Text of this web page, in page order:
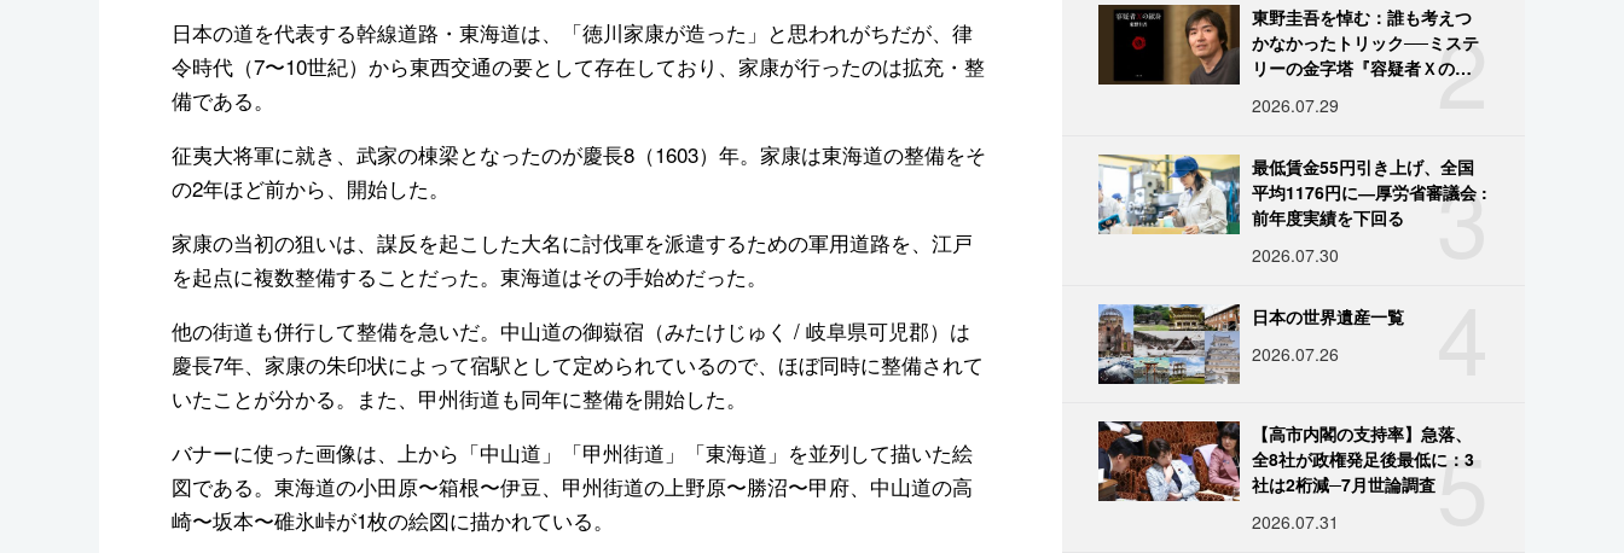
日本の道を代表する幹線道路・東海道は、「徳川家康が造った」と思われがちだが、律
令時代（7〜10世紀）から東西交通の要として存在しており、家康が行ったのは拡充・整
備である。
征夷大将軍に就き、武家の棟梁となったのが慶長8（1603）年。家康は東海道の整備をそ
の2年ほど前から、開始した。
家康の当初の狙いは、謀反を起こした大名に討伐軍を派遣するための軍用道路を、江戸
を起点に複数整備することだった。東海道はその手始めだった。
他の街道も併行して整備を急いだ。中山道の御嶽宿（みたけじゅく / 岐阜県可児郡）は
慶長7年、家康の朱印状によって宿駅として定められているので、ほぼ同時に整備されて
いたことが分かる。また、甲州街道も同年に整備を開始した。
バナーに使った画像は、上から「中山道」「甲州街道」「東海道」を並列して描いた絵
図である。東海道の小田原〜箱根〜伊豆、甲州街道の上野原〜勝沼〜甲府、中山道の高
崎〜坂本〜碓氷峠が1枚の絵図に描かれている。
2
東野圭吾を悼む：誰も考えつ
かなかったトリック──ミステ
リーの金字塔『容疑者Ｘの献
2026.07.29
3
最低賃金55円引き上げ、全国
平均1176円に―厚労省審議会 :
前年度実績を下回る
2026.07.30
日本の世界遺産一覧
2026.07.26
5
【高市内閣の支持率】急落、
全8社が政権発足後最低に：3
社は2桁減─7月世論調査
2026.07.31